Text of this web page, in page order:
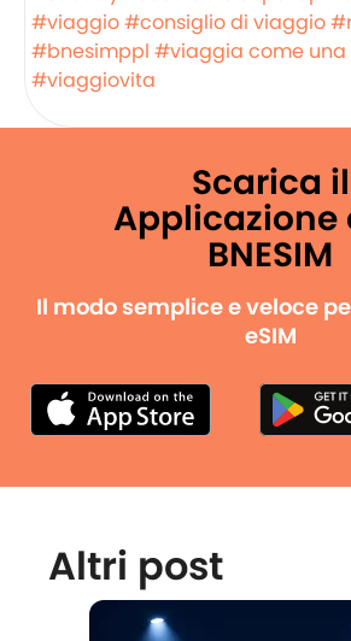
#viaggio#consiglio di viaggio
#bnesimppl #viaggia come una
#viaggiovita
Scarica il
Applicazione
BNESIM
Il modo semplice e veloce
eSIM
Altri post